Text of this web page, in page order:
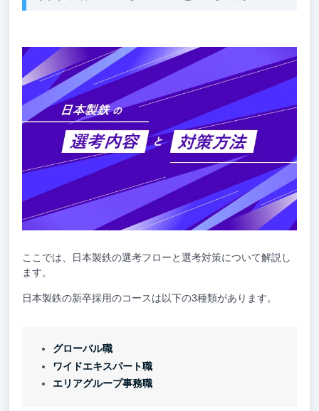
ここでは、日本製鉄の選考フローと選考対策について解説し
ます。
日本製鉄の新卒採用のコースは以下の3種類があります。
グローバル職
ワイドエキスパート職
エリアグループ事務職